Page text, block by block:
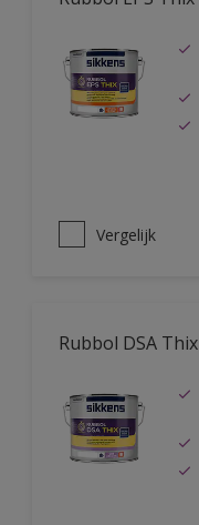
Vergelijk
Rubbol DSA Thix